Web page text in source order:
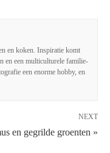
en koken. Inspiratie komt
en een multiculturele familie-
een enorme hobby, en
NEXT
en gegrilde groenten »